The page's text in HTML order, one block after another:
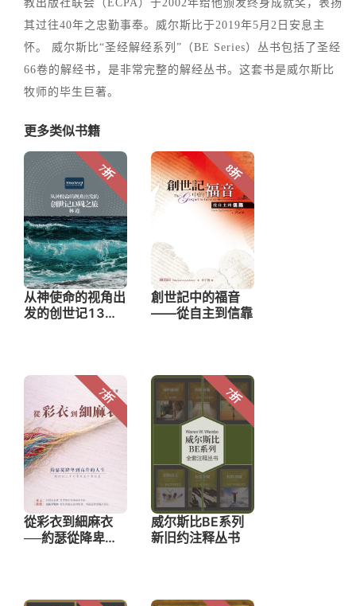
教出版社联会（ECPA）于2002年给他颁发终身成就奖，表扬
其过往40年之忠勤事奉。威尔斯比于2019年5月2日安息主
怀。 威尔斯比“圣经解经系列”（BE Series）丛书包括了圣经
66卷的解经书，是非常完整的解经丛书。这套书是威尔斯比
牧师的毕生巨著。
更多类似书籍